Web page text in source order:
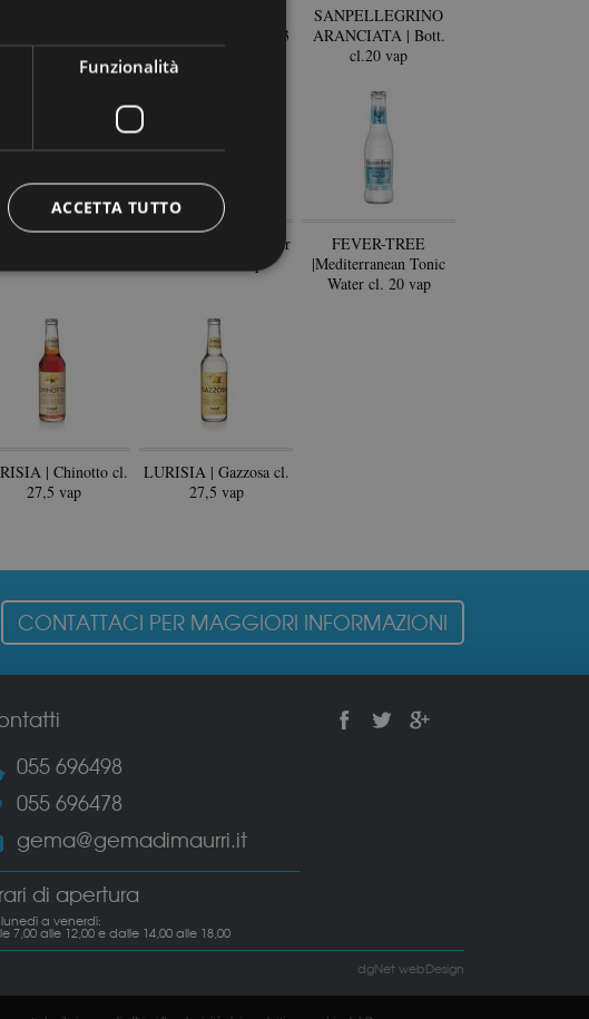
cl.33 Vap
PAPINI | Cedrata cl.33
SANPELLEGRINO
ARANCIATA | Bott.
cl.20 vap
FEVER-TREE | Ginger
FEVER-TREE
|Mediterranean Tonic
Water cl. 20 vap
| Chinotto cl.
27,5 vap
LURISIA | Gazzosa cl.
27,5 vap
CONTATTACI PER MAGGIORI INFORMAZIONI
055 696498
055 696478
gema@gemadimaurri.it
di apertura
a venerdì:
7,00 alle 12,00 e dalle 14,00 alle 18,00
dgNet webDesign
Funzionalità
ACCETTA TUTTO